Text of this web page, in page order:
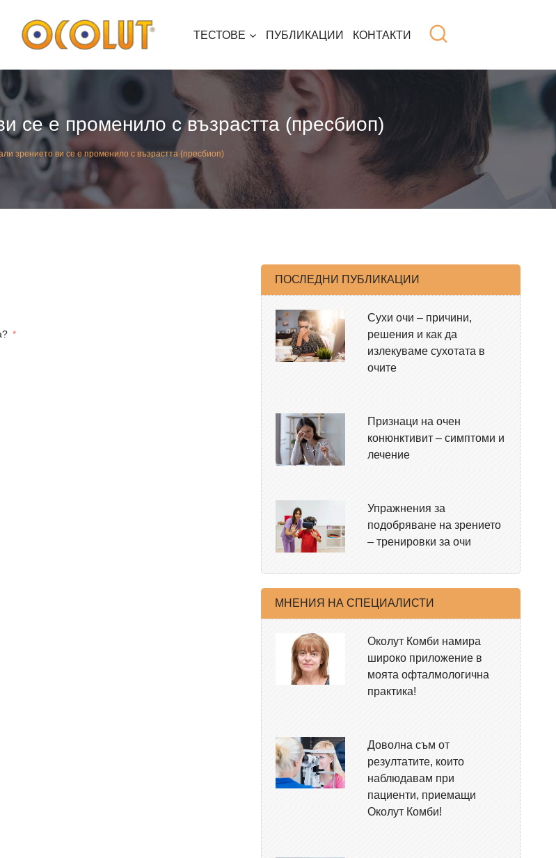
ТЕСТОВЕ ПУБЛИКАЦИИ КОНТАКТИ
се е променило с възрастта (пресбиоп)
зрението ви се е променило с възрастта (пресбиоп)
ПОСЛЕДНИ ПУБЛИКАЦИИ
Сухи очи – причини,
решения и как да
излекуваме сухотата в
очите
Признаци на очен
конюнктивит – симптоми и
лечение
Упражнения за
подобряване на зрението
– тренировки за очи
МНЕНИЯ НА СПЕЦИАЛИСТИ
Околут Комби намира
широко приложение в
моята офталмологична
практика!
Доволна съм от
резултатите, които
наблюдавам при
пациенти, приемащи
Околут Комби!